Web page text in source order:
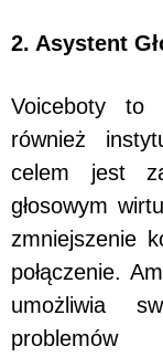
2. Asystent
Voiceboty to
również
celem jest
głosowym
zmniejszenie
połączenie.
umożliwia
problemów